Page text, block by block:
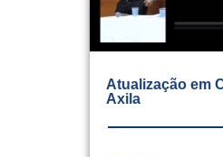
Atualização em
Axila